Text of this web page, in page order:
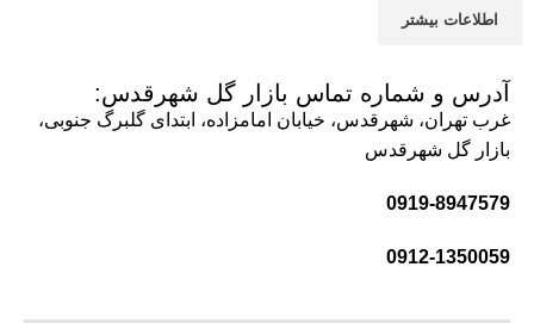
اطلاعات بیشتر
آدرس و شماره تماس بازار گل شهرقدس:
غرب تهران، شهرقدس، خیابان امامزاده، ابتدای گلبرگ جنوبی،
بازار گل شهرقدس
0919-8947579
0912-1350059